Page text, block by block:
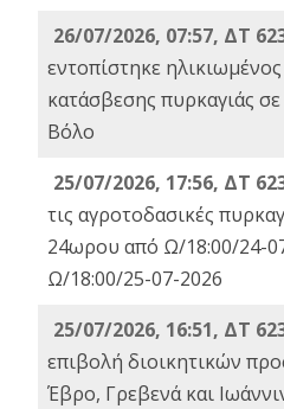
26/07/2026, 07:57, ΔΤ
εντοπίστηκε
κατάσβεσης πυρκαγιάς
Βόλο
25/07/2026, 17:56, ΔΤ
τις αγροτοδασικές
24ωρου από Ω/18:00/24-
Ω/18:00/25-07-2026
25/07/2026, 16:51, ΔΤ
επιβολή διοικητικών
Έβρο, Γρεβενά και